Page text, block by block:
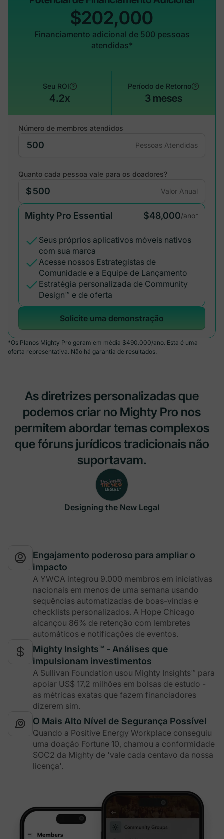
$202,000
Financiamento adicional de 500 pessoas
atendidas*
Seu ROI
4.2x
Período de Retorno
3 meses
Número de membros atendidos
Pessoas Atendidas
Quanto cada pessoa vale para os doadores?
$ Valor Anual
Mighty Pro Essential $48,000/ano*
Seus próprios aplicativos móveis nativos
com sua marca
Acesse nossos Estrategistas de
Comunidade e a Equipe de Lançamento
Estratégia personalizada de Community
Design™ e de oferta
Solicite uma demonstração
*Os Planos Mighty Pro geram em média $490.000/ano. Esta é uma
oferta representativa. Não há garantia de resultados.
As diretrizes personalizadas que
podemos criar no Mighty Pro nos
permitem abordar temas complexos
que fóruns jurídicos tradicionais não
suportavam.
Designing the New Legal
Engajamento poderoso para ampliar o
impacto
A YWCA integrou 9.000 membros em iniciativas
nacionais em menos de uma semana usando
sequências automatizadas de boas-vindas e
checklists personalizados. A Hope Chicago
alcançou 86% de retenção com lembretes
automáticos e notificações de eventos.
Mighty Insights™ - Análises que
impulsionam investimentos
A Sullivan Foundation usou Mighty Insights™ para
apoiar US$ 17,2 milhões em bolsas de estudo -
as métricas exatas que fazem financiadores
dizerem sim.
O Mais Alto Nível de Segurança Possível
Quando a Positive Energy Workplace conseguiu
uma doação Fortune 10, chamou a conformidade
SOC2 da Mighty de 'vale cada centavo da nossa
licença'.